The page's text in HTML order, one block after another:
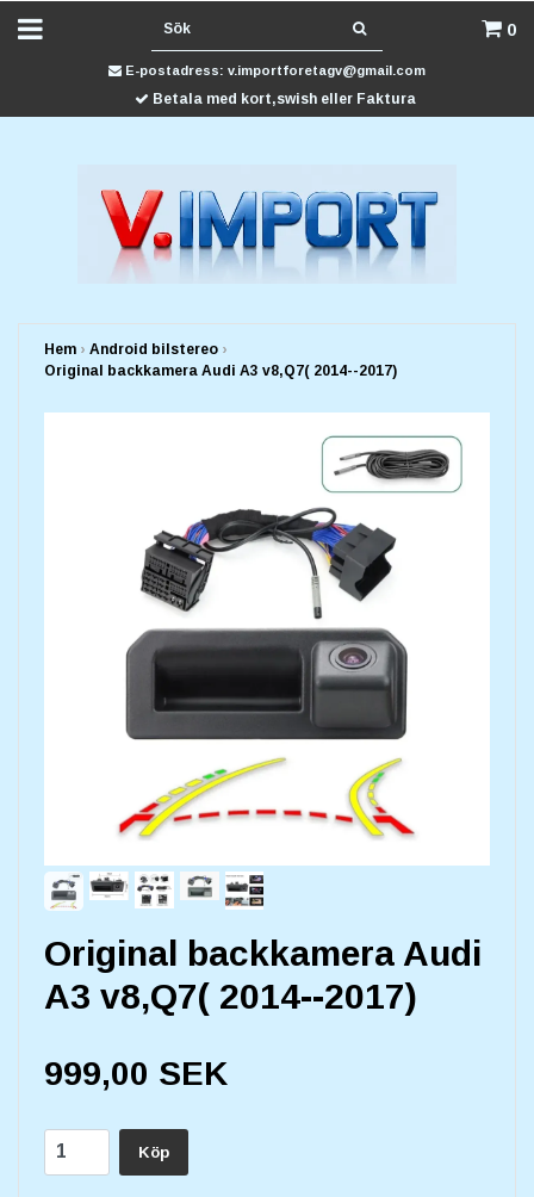
0
E-postadress: v.importforetagv@gmail.com
Betala med kort,swish eller Faktura
Hem › Android bilstereo ›
Original backkamera Audi A3 v8,Q7( 2014--2017)
Original backkamera Audi
A3 v8,Q7( 2014--2017)
999,00 SEK
Köp